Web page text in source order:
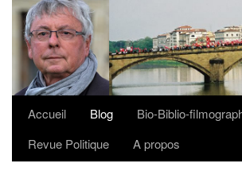
Aller
Accueil Blog
Bio-Biblio-
Revue Politique
A propos